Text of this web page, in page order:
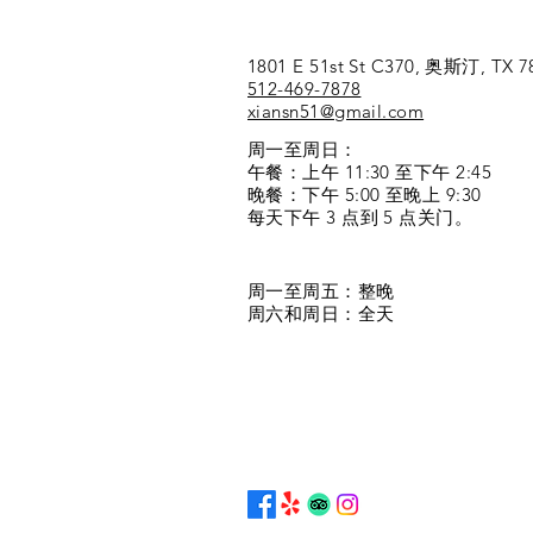
1801 E 51st St C370, 奥斯汀, TX
512-469-7878
xiansn51@gmail.com
周一至周日：
午餐：上午 11:30 至下午 2:45
晚餐：下午 5:00 至晚上 9:30
每天下午 3 点到 5 点关门。
周一至周五：整晚
周六和周日：全天